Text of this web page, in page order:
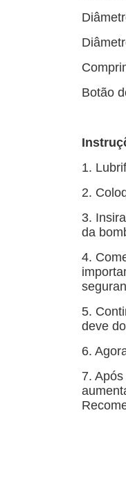
Botão
1.
2.
3.
da
4.
5.
deve
6.
7.